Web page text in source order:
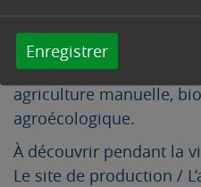
Enregistrer
aromatiques et
semence sur une
agriculture manuelle,
agroécologique.
À découvrir pendant la
Le site de production /